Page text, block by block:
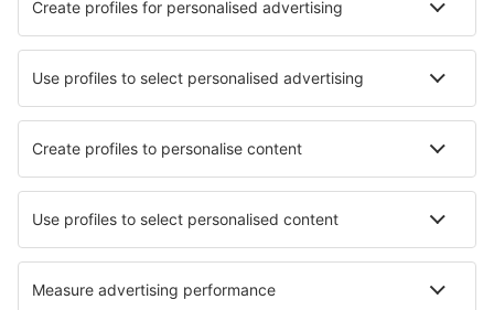
Nejlepší hotely - města
Hotely in Belvaux Hotely in Bruchhausen-Vilsen
Hotely in Quickborn Hotely in Mulegé
Hotely in Garzain Hotely in Santa Rosa
Hotely in Mirambeau Hotely in Chatel-Guyon